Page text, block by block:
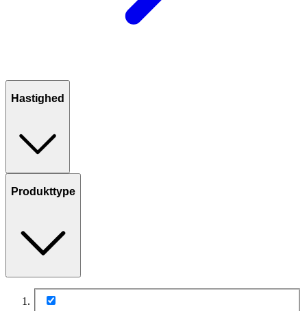
Hastighed
Produkttype